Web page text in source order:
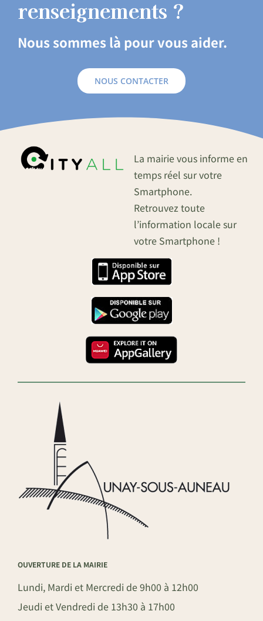
renseignements ?
Nous sommes là pour vous aider.
NOUS CONTACTER
La mairie vous informe en
temps réel sur votre
Smartphone.
Retrouvez toute
l’information locale sur
votre Smartphone !
OUVERTURE DE LA MAIRIE
Lundi, Mardi et Mercredi de 9h00 à 12h00
Jeudi et Vendredi de 13h30 à 17h00